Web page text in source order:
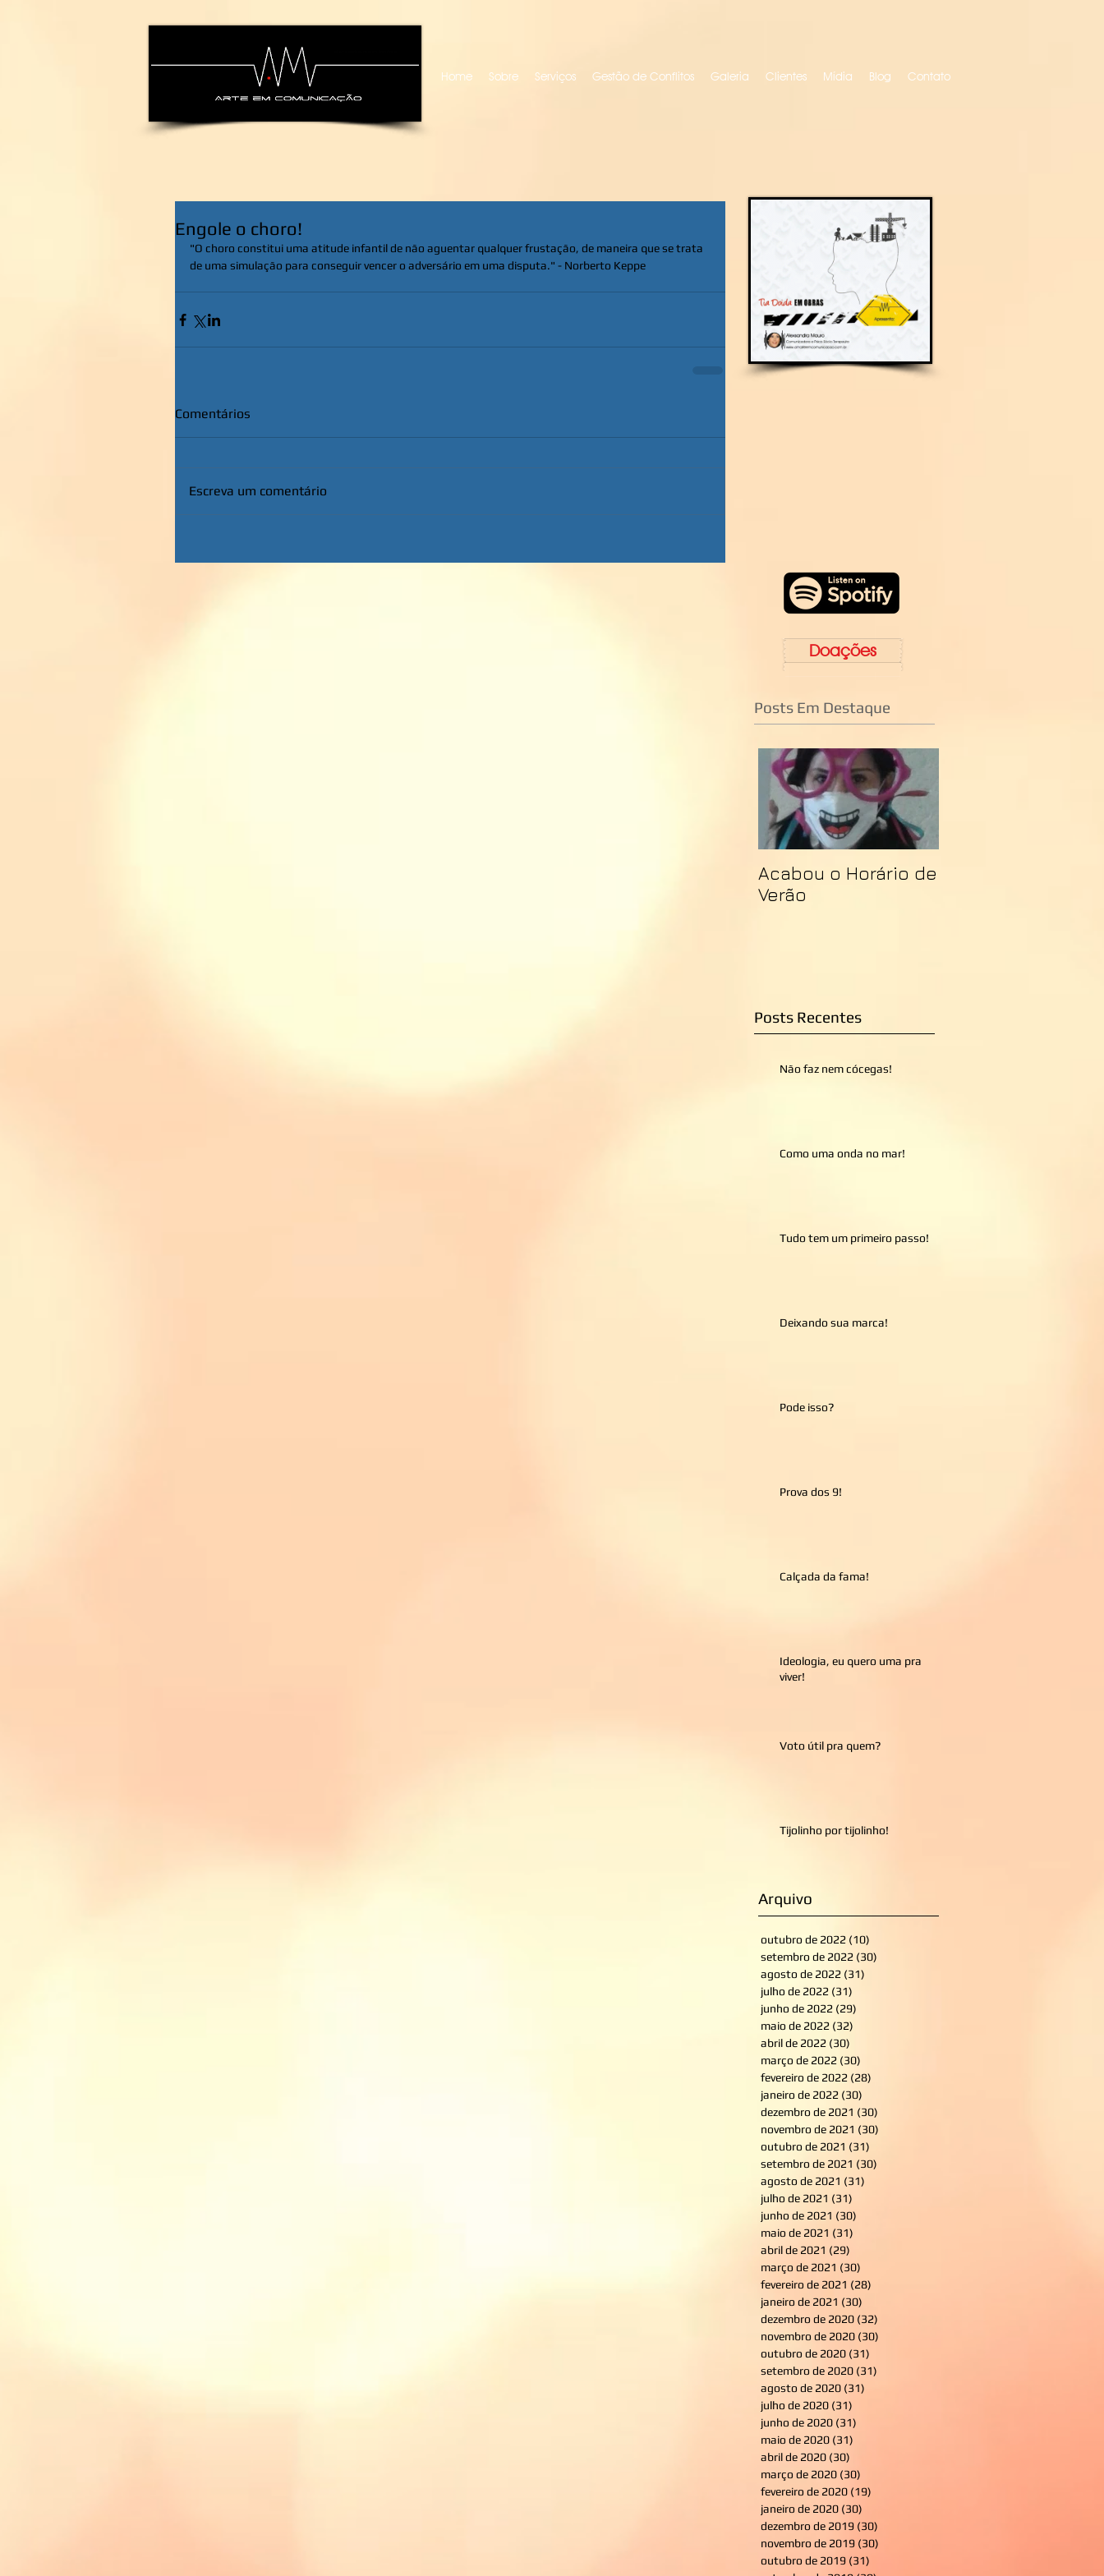
Home Sobre Serviços Gestão de Conflitos Galeria Clientes Mídia Blog Contato
Engole o choro!
"O choro constitui uma atitude infantil de não aguentar qualquer frustação, de maneira que se trata
de uma simulação para conseguir vencer o adversário em uma disputa." - Norberto Keppe
Comentários
Escreva um comentário
Doações
Posts Em Destaque
Acabou o Horário de
Verão
Posts Recentes
Não faz nem cócegas!
Como uma onda no mar!
Tudo tem um primeiro passo!
Deixando sua marca!
Pode isso?
Prova dos 9!
Calçada da fama!
Ideologia, eu quero uma pra
viver!
Voto útil pra quem?
Tijolinho por tijolinho!
Arquivo
outubro de 2022 (10)
setembro de 2022 (30)
agosto de 2022 (31)
julho de 2022 (31)
junho de 2022 (29)
maio de 2022 (32)
abril de 2022 (30)
março de 2022 (30)
fevereiro de 2022 (28)
janeiro de 2022 (30)
dezembro de 2021 (30)
novembro de 2021 (30)
outubro de 2021 (31)
setembro de 2021 (30)
agosto de 2021 (31)
julho de 2021 (31)
junho de 2021 (30)
maio de 2021 (31)
abril de 2021 (29)
março de 2021 (30)
fevereiro de 2021 (28)
janeiro de 2021 (30)
dezembro de 2020 (32)
novembro de 2020 (30)
outubro de 2020 (31)
setembro de 2020 (31)
agosto de 2020 (31)
julho de 2020 (31)
junho de 2020 (31)
maio de 2020 (31)
abril de 2020 (30)
março de 2020 (30)
fevereiro de 2020 (19)
janeiro de 2020 (30)
dezembro de 2019 (30)
novembro de 2019 (30)
outubro de 2019 (31)